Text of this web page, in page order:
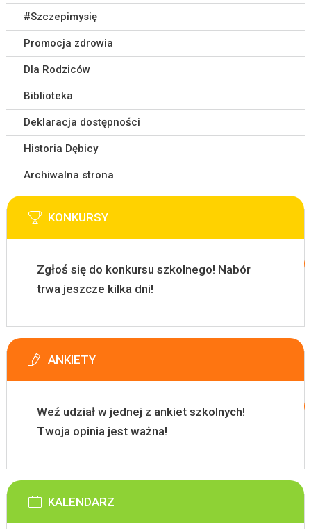
#Szczepimysię
Promocja zdrowia
Dla Rodziców
Biblioteka
Deklaracja dostępności
Historia Dębicy
Archiwalna strona
KONKURSY
Zgłoś się do konkursu szkolnego! Nabór
trwa jeszcze kilka dni!
ANKIETY
Weź udział w jednej z ankiet szkolnych!
Twoja opinia jest ważna!
KALENDARZ